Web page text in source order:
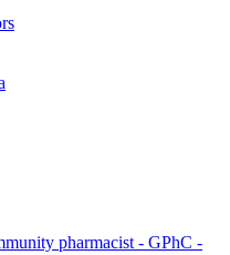
pharmacist - GPhC -